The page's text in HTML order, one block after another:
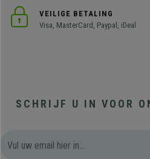
VEILIGE BETALING
Visa, MasterCard, Paypal, iDeal
SCHRIJF U IN VOOR